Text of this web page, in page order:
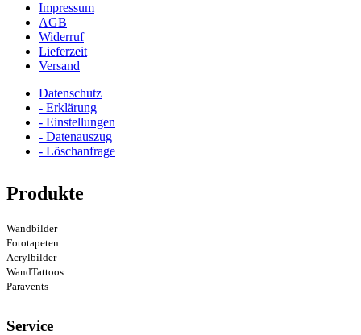
Impressum
AGB
Widerruf
Lieferzeit
Versand
Datenschutz
- Erklärung
- Einstellungen
- Datenauszug
- Löschanfrage
Produkte
Wandbilder
Fototapeten
Acrylbilder
WandTattoos
Paravents
Service